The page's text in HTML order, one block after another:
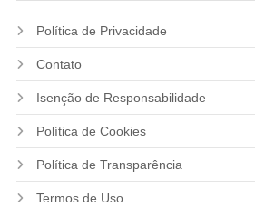
Política de Privacidade
Contato
Isenção de Responsabilidade
Política de Cookies
Política de Transparência
Termos de Uso